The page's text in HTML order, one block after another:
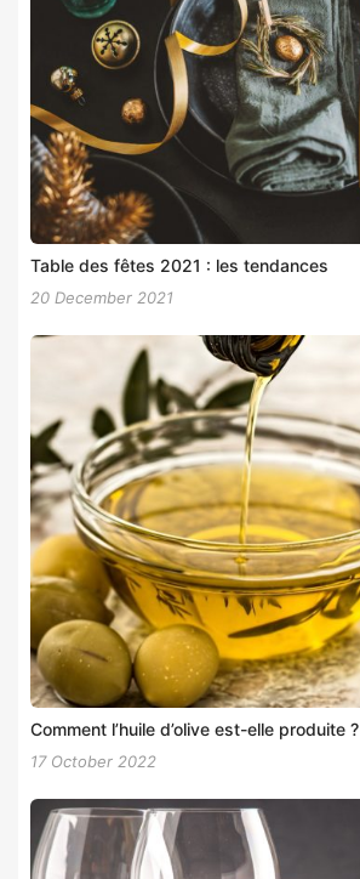
Table des fêtes 2021 : les tendances
20 December 2021
Comment l’huile d’olive est-elle produite ?
17 October 2022